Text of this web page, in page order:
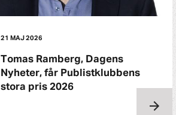
21 MAJ 2026
Tomas Ramberg, Dagens
Nyheter, får Publistklubbens
stora pris 2026